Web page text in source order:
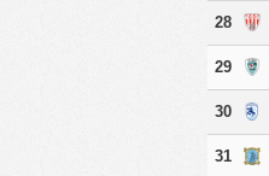
28
29
30
31